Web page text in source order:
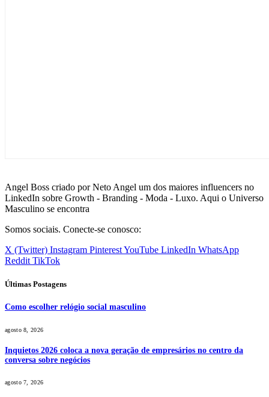
Angel Boss criado por Neto Angel um dos maiores influencers no
LinkedIn sobre Growth - Branding - Moda - Luxo. Aqui o Universo
Masculino se encontra
Somos sociais. Conecte-se conosco:
X (Twitter) Instagram PinterestYouTube LinkedIn WhatsApp
Reddit TikTok
Últimas Postagens
Como escolher relógio social masculino
agosto 8, 2026
Inquietos 2026 coloca a nova geração de empresários no centro da
conversa sobre negócios
agosto 7, 2026